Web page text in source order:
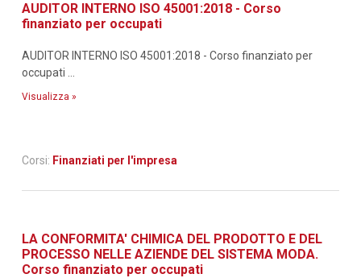
AUDITOR INTERNO ISO 45001:2018 - Corso
finanziato per occupati
AUDITOR INTERNO ISO 45001:2018 - Corso finanziato per
occupati ...
Visualizza »
Corsi: Finanziati per l'impresa
LA CONFORMITA' CHIMICA DEL PRODOTTO E DEL
PROCESSO NELLE AZIENDE DEL SISTEMA MODA.
Corso finanziato per occupati